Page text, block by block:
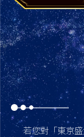
若您對「東京